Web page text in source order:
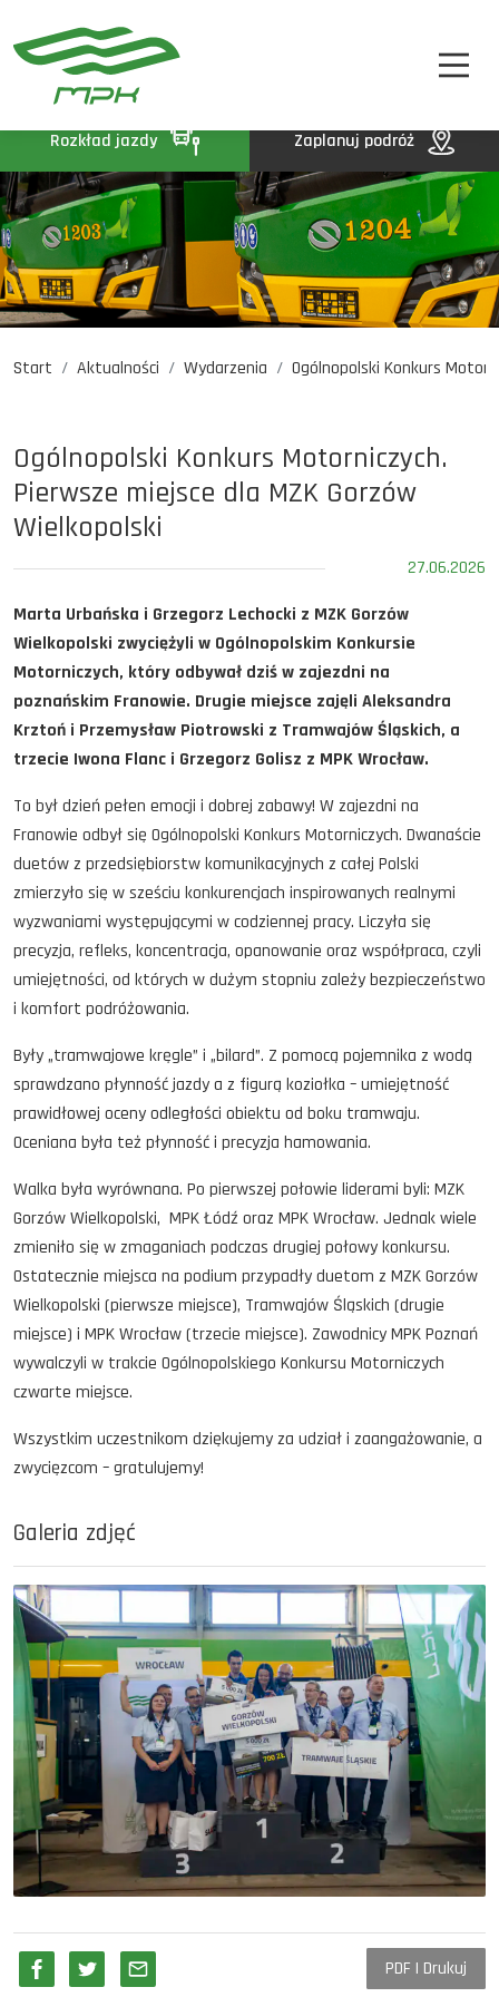
Rozkład jazdy
Oferty pracy
DEEN UA
STREFA PASAŻERA
STREFA MPK
BIP
KONTAKT
A- A A+
Rozkład jazdy Zaplanuj podróż
Start Aktualności Wydarzenia Ogólnopolski Konkurs
Ogólnopolski Konkurs Motorniczych.
Pierwsze miejsce dla MZK Gorzów
Wielkopolski
27.06.2026
Marta Urbańska i Grzegorz Lechocki z MZK Gorzów
Wielkopolski zwyciężyli w Ogólnopolskim Konkursie
Motorniczych, który odbywał dziś w zajezdni na
poznańskim Franowie. Drugie miejsce zajęli Aleksandra
Krztoń i Przemysław Piotrowski z Tramwajów Śląskich, a
trzecie Iwona Flanc i Grzegorz Golisz z MPK Wrocław.
To był dzień pełen emocji i dobrej zabawy! W zajezdni na
Franowie odbył się Ogólnopolski Konkurs Motorniczych. Dwanaście
duetów z przedsiębiorstw komunikacyjnych z całej Polski
zmierzyło się w sześciu konkurencjach inspirowanych realnymi
wyzwaniami występującymi w codziennej pracy. Liczyła się
precyzja, refleks, koncentracja, opanowanie oraz współpraca, czyli
umiejętności, od których w dużym stopniu zależy bezpieczeństwo
i komfort podróżowania.
Były „tramwajowe kręgle” i „bilard”. Z pomocą pojemnika z wodą
sprawdzano płynność jazdy a z figurą koziołka – umiejętność
prawidłowej oceny odległości obiektu od boku tramwaju.
Oceniana była też płynność i precyzja hamowania.
Walka była wyrównana. Po pierwszej połowie liderami byli: MZK
Gorzów Wielkopolski, MPK Łódź oraz MPK Wrocław. Jednak wiele
zmieniło się w zmaganiach podczas drugiej połowy konkursu.
Ostatecznie miejsca na podium przypadły duetom z MZK Gorzów
Wielkopolski (pierwsze miejsce), Tramwajów Śląskich (drugie
miejsce) i MPK Wrocław (trzecie miejsce). Zawodnicy MPK Poznań
wywalczyli w trakcie Ogólnopolskiego Konkursu Motorniczych
czwarte miejsce.
Wszystkim uczestnikom dziękujemy za udział i zaangażowanie, a
zwycięzcom – gratulujemy!
Galeria zdjęć
PDF | Drukuj